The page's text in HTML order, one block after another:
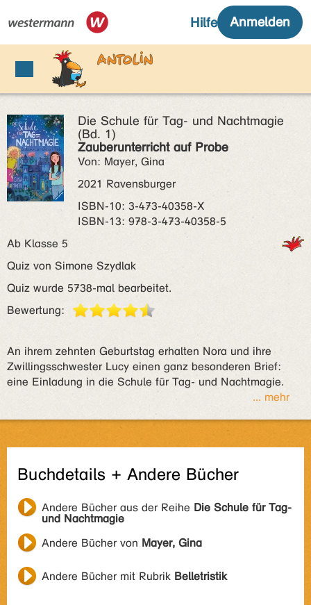
Die Schule für Tag- und Nachtmagie
(Bd. 1)
Zauberunterricht auf Probe
Von: Mayer, Gina
2021 Ravensburger
ISBN‑10: 3-473-40358-X
ISBN‑13: 978-3-473-40358-5
Ab Klasse 5
Quiz von Simone Szydlak
Quiz wurde 5738-mal bearbeitet.
Bewertung:
An ihrem zehnten Geburtstag erhalten Nora und ihre
Zwillingsschwester Lucy einen ganz besonderen Brief:
eine Einladung in die Schule für Tag- und Nachtmagie.
... mehr
Buchdetails + Andere Bücher
Andere Bücher aus der Reihe Die Schule für Tag-
und Nachtmagie
Andere Bücher von Mayer, Gina
Andere Bücher mit Rubrik Belletristik